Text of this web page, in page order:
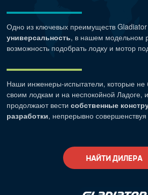
Одно из ключевых преимуществ
универсальность, в нашем модельном
возможность подобрать лодку и мотор
Наши инженеры-испытатели, которые не
своим лодкам и на неспокойной Ладоге,
продолжают вести собственные
разработки, непрерывно
НАЙТИ ДИЛЕРА